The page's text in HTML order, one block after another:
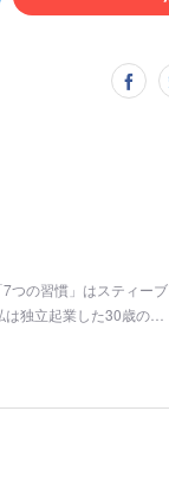
つの習慣」はスティーブ
独立起業した30歳の…